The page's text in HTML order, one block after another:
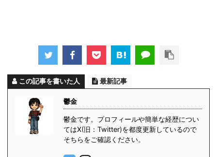
この記事を書いた人 最新記事
鬱金
鬱金です。プロフィールや簡単な経歴につい
てはX(旧：Twitter)を都度更新しているので
そちらをご確認ください。